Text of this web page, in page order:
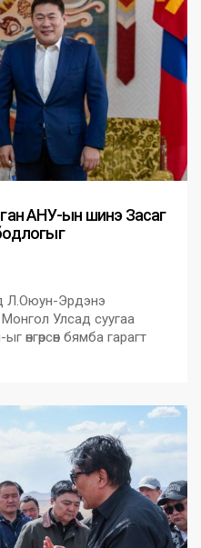
АНУ-ын шинэ Засаг
Л.Оюун-Эрдэнэ
Улсад суугаа
өнгөрсөн бямба гарагт